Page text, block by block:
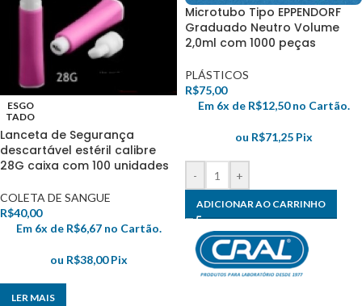
ESGO
TADO
Lanceta de Segurança
descartável estéril calibre
28G caixa com 100 unidades
COLETA DE SANGUE
R$40,00
Em 6x de R$6,67 no Cartão.
ou R$38,00 Pix
LER MAIS
Microtubo Tipo EPPENDORF
Graduado Neutro Volume
2,0ml com 1000 peças
PLÁSTICOS
R$75,00
Em 6x de R$12,50 no Cartão.
ou R$71,25 Pix
- +
ADICIONAR AO CARRINHO